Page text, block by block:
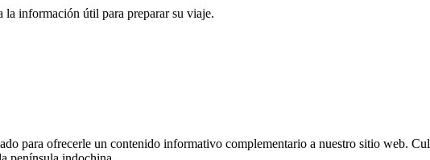
la información útil para preparar su viaje.
para ofrecerle un contenido informativo complementario a nuestro sitio web.